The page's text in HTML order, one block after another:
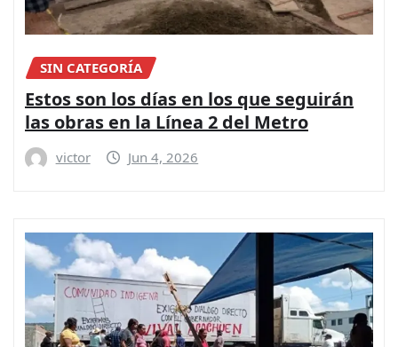
SIN CATEGORÍA
Estos son los días en los que seguirán
las obras en la Línea 2 del Metro
victor Jun 4, 2026